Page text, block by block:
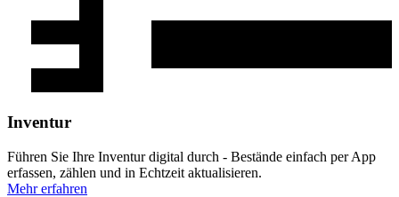
Inventur
Führen Sie Ihre Inventur digital durch - Bestände einfach per App
erfassen, zählen und in Echtzeit aktualisieren.
Mehr erfahren